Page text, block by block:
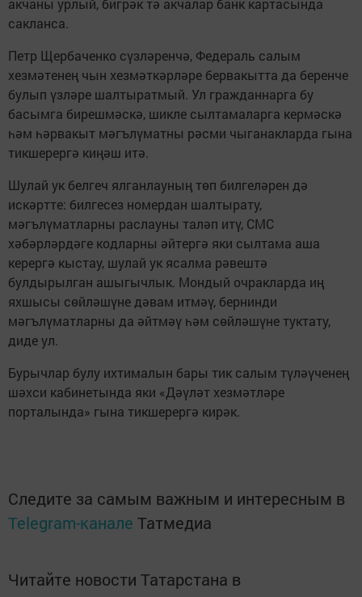
акчаны урлый, бигрәк тә акчалар банк картасында
сакланса.
Петр Щербаченко сүзләренчә, Федераль салым
хезмәтенең чын хезмәткәрләре бервакытта да беренче
булып үзләре шалтыратмый. Ул гражданнарга бу
басымга бирешмәскә, шикле сылтамаларга кермәскә
һәм һәрвакыт мәгълүматны рәсми чыганакларда гына
тикшерергә киңәш итә.
Шулай ук белгеч ялганлауның төп билгеләрен дә
искәртте: билгесез номердан шалтырату,
мәгълүматларны раслауны таләп итү, СМС
хәбәрләрдәге кодларны әйтергә яки сылтама аша
керергә кыстау, шулай ук ясалма рәвештә
булдырылган ашыгычлык. Мондый очракларда иң
яхшысы сөйләшүне дәвам итмәү, бернинди
мәгълүматларны да әйтмәү һәм сөйләшүне туктату,
диде ул.
Бурычлар булу ихтималын бары тик салым түләүченең
шәхси кабинетында яки «Дәүләт хезмәтләре
порталында» гына тикшерергә кирәк.
Следите за самым важным и интересным в
Telegram-канале Татмедиа
Читайте новости Татарстана в